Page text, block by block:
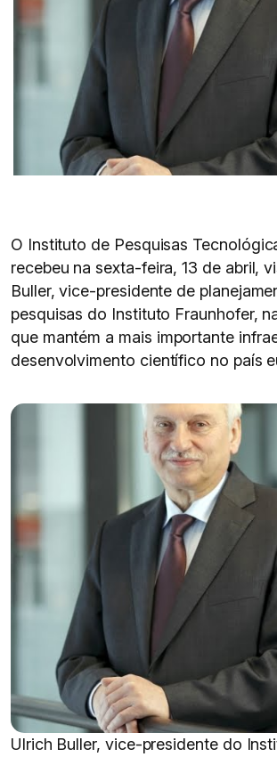
O Instituto de Pesquisas
recebeu na sexta-feira, 13 de abril,
Buller, vice-presidente de
pesquisas do Instituto Fraunhofer,
que mantém a mais importante
desenvolvimento científico no país
Ulrich Buller, vice-presidente do